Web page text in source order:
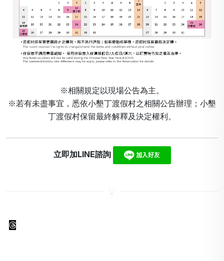
※相關規定以現場公告為主。
※若有未盡事宜，悉依小墾丁渡假村之相關公告辦理；小墾
丁渡假村保留最終解釋及決定權利。
立即加LINE諮詢